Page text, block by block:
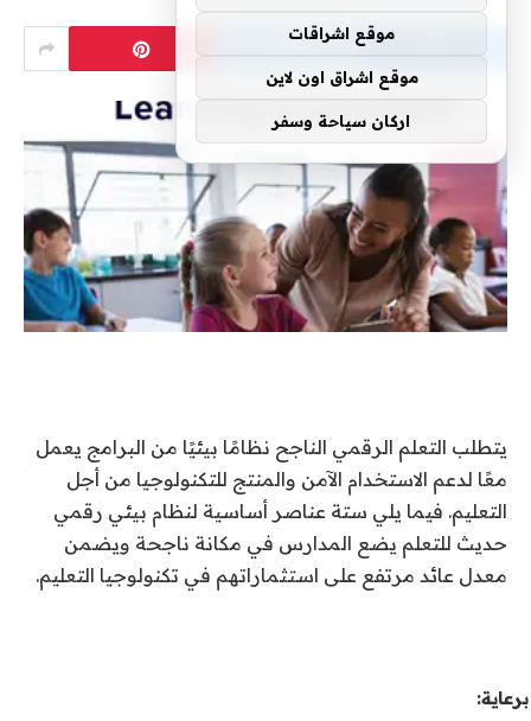
يتطلب التعلم الرقمي الناجح نظامًا بيئيًا من البرامج يعمل
معًا لدعم الاستخدام الآمن والمنتج للتكنولوجيا من أجل
التعليم. فيما يلي ستة عناصر أساسية لنظام بيئي رقمي
حديث للتعلم يضع المدارس في مكانة ناجحة ويضمن
معدل عائد مرتفع على استثماراتهم في تكنولوجيا التعليم.
برعاية:
موقع اشراقات
موقع اشراق اون لاين
اركان سياحة وسفر